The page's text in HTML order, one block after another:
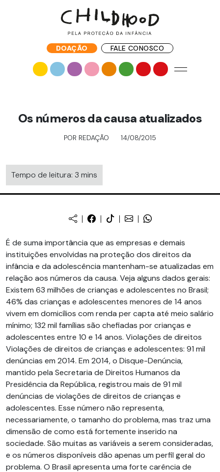
DOAÇÃO FALE CONOSCO
Os números da causa atualizados
POR REDAÇÃO 14/08/2015
Tempo de leitura: 3 mins
É de suma importância que as empresas e demais
instituições envolvidas na proteção dos direitos da
infância e da adolescência mantenham-se atualizadas em
relação aos números da causa. Veja alguns dados gerais:
Existem 63 milhões de crianças e adolescentes no Brasil;
46% das crianças e adolescentes menores de 14 anos
vivem em domicílios com renda per capta até meio salário
mínimo; 132 mil famílias são chefiadas por crianças e
adolescentes entre 10 e 14 anos. Violações de direitos
Violações de direitos de crianças e adolescentes: 91 mil
denúncias em 2014. Em 2014, o Disque-Denúncia,
mantido pela Secretaria de Direitos Humanos da
Presidência da República, registrou mais de 91 mil
denúncias de violações de direitos de crianças e
adolescentes. Esse número não representa,
necessariamente, o tamanho do problema, mas traz uma
dimensão de como está fortemente inserido na
sociedade. São muitas as variáveis a serem consideradas,
e os números disponíveis dão apenas um perfil geral do
problema. O Brasil apresenta uma forte carência de